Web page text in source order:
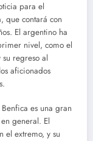
para el
que contará con
El argentino ha
nivel, como el
regreso al
aficionados
es una gran
general. El
el extremo, y su